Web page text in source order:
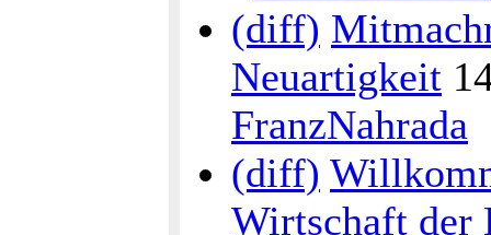
(diff)
Neuartigkeit
FranzNahrada
(diff)
Wirtschaft der